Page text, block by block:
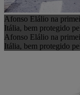
Afonso Elálio na
Itália, bem protegido
Afonso Elálio na
Itália, bem protegido